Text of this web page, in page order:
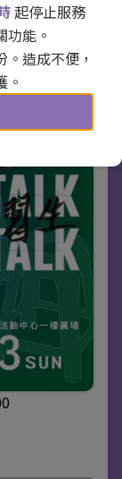
起停止服務
能。
造成不便，
。